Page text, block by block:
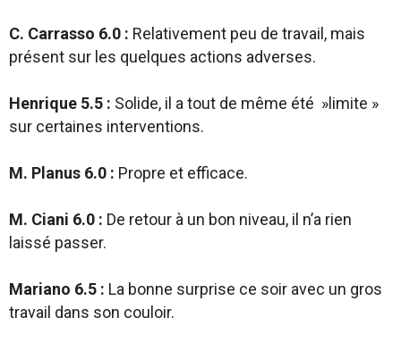
C. Carrasso 6.0 : Relativement peu de travail, mais
présent sur les quelques actions adverses.
Henrique 5.5 : Solide, il a tout de même été »limite »
sur certaines interventions.
M. Planus 6.0 : Propre et efficace.
M. Ciani 6.0 : De retour à un bon niveau, il n’a rien
laissé passer.
Mariano 6.5 : La bonne surprise ce soir avec un gros
travail dans son couloir.